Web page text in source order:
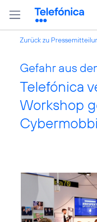
Zurück zu
Gefahr aus
Telefónica
Workshop